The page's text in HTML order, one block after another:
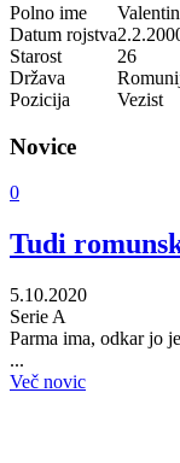
Polno ime
Datum rojstva
Starost
26
Država
Pozicija
Vezist
Novice
0
Tudi
5.10.2020
Serie A
Parma ima, odkar jo
...
Več novic